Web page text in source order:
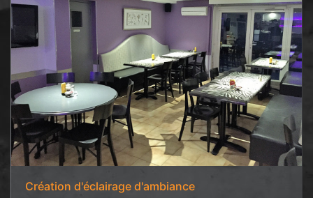
Création d'éclairage d'ambiance